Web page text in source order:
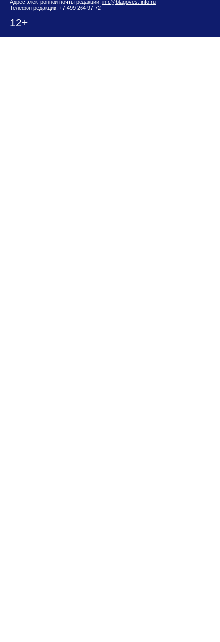
Адрес электронной почты редакции: info@blagovest-info.ru
Телефон редакции: +7 499 264 97 72
12+